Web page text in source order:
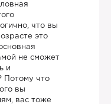
что вы
это
не сможет
и
Потому что
вы
вас тоже